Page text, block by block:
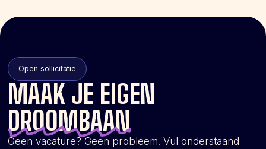
Open sollicitatie
MAAK JE EIGEN
DROOMBAAN
Geen vacature? Geen probleem! Vul onderstaand